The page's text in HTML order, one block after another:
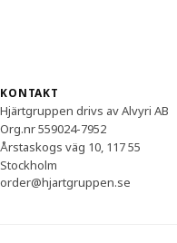
KONTAKT
Hjärtgruppen drivs av Alvyri AB
Org.nr 559024-7952
Årstaskogs väg 10, 117 55
Stockholm
order@hjartgruppen.se